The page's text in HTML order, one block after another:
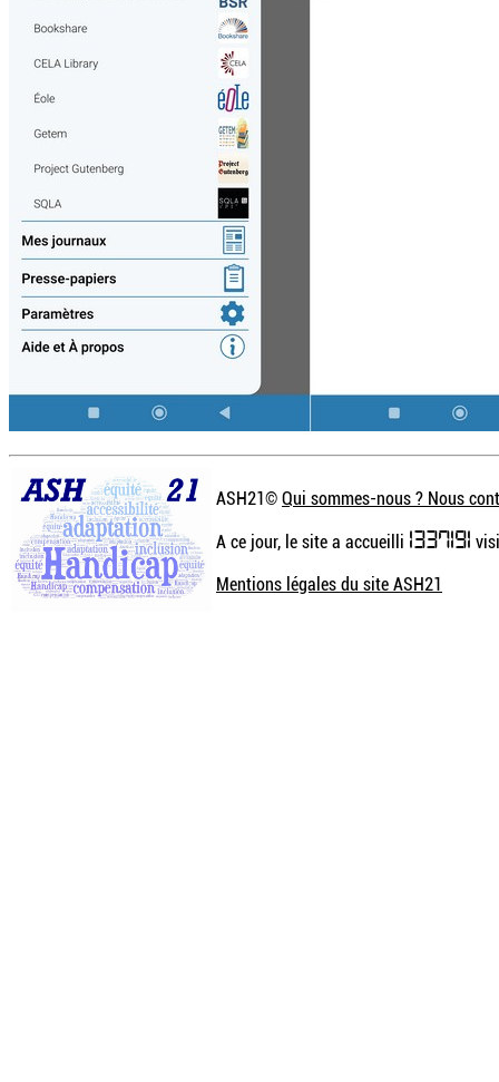
ASH21©Qui sommes-nous ? Nous
A ce jour, le site a accueilli 1337191
Mentions légales du site ASH21